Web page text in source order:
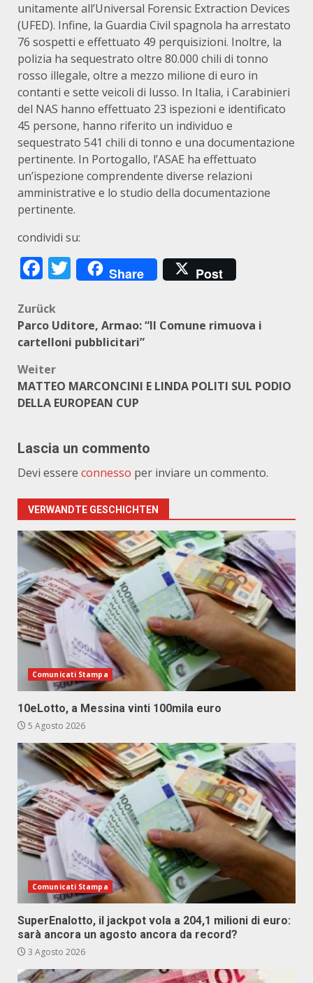
unitamente all’Universal Forensic Extraction Devices
(UFED). Infine, la Guardia Civil spagnola ha arrestato
76 sospetti e effettuato 49 perquisizioni. Inoltre, la
polizia ha sequestrato oltre 80.000 chili di tonno
rosso illegale, oltre a mezzo milione di euro in
contanti e sette veicoli di lusso. In Italia, i Carabinieri
del NAS hanno effettuato 23 ispezioni e identificato
45 persone, hanno riferito un individuo e
sequestrato 541 chili di tonno e una documentazione
pertinente. In Portogallo, l’ASAE ha effettuato
un’ispezione comprendente diverse relazioni
amministrative e lo studio della documentazione
pertinente.
condividi su:
Facebook
Twitter
Share Post
Beitragsnavigation
Zurück
Parco Uditore, Armao: “Il Comune rimuova i
cartelloni pubblicitari”
Weiter
MATTEO MARCONCINI E LINDA POLITI SUL PODIO
DELLA EUROPEAN CUP
Lascia un commento
Devi essere connesso per inviare un commento.
VERWANDTE GESCHICHTEN
Comunicati Stampa
10eLotto, a Messina vinti 100mila euro
5 Agosto 2026
Comunicati Stampa
SuperEnalotto, il jackpot vola a 204,1 milioni di euro:
sarà ancora un agosto ancora da record?
3 Agosto 2026